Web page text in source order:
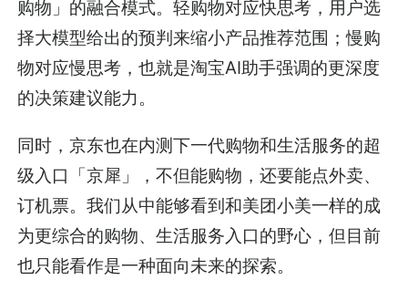
购物」的融合模式。轻购物对应快思考，用户选
择大模型给出的预判来缩小产品推荐范围；慢购
物对应慢思考，也就是淘宝AI助手强调的更深度
的决策建议能力。
同时，京东也在内测下一代购物和生活服务的超
级入口「京犀」，不但能购物，还要能点外卖、
订机票。我们从中能够看到和美团小美一样的成
为更综合的购物、生活服务入口的野心，但目前
也只能看作是一种面向未来的探索。